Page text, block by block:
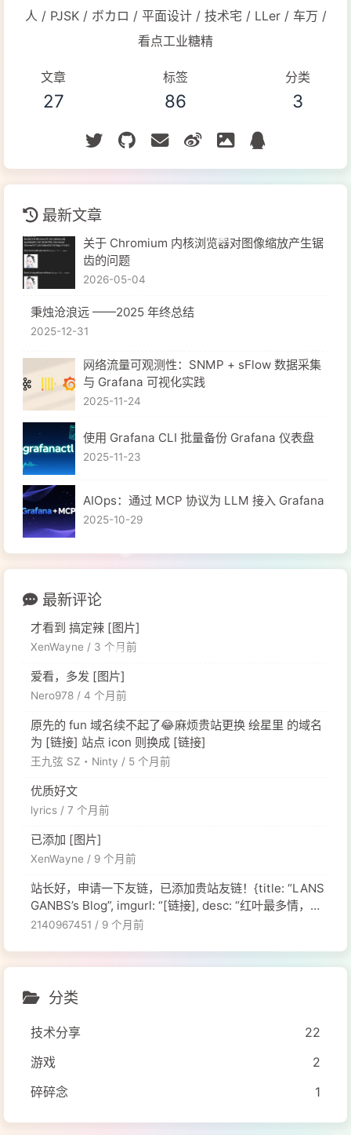
人 / PJSK / ボカロ / 平面设计 / 技术宅 / LLer / 车万 /
看点工业糖精
文章
27
标签
86
分类
3
最新文章
关于 Chromium 内核浏览器对图像缩放产生锯
齿的问题
2026-05-04
秉烛沧浪远 ——2025 年终总结
2025-12-31
网络流量可观测性：SNMP + sFlow 数据采集
与 Grafana 可视化实践
2025-11-24
使用 Grafana CLI 批量备份 Grafana 仪表盘
2025-11-23
​AIOps：通过 MCP 协议为 LLM 接入 Grafana
2025-10-29
最新评论
才看到 搞定辣 [图片]
XenWayne / 3 个月前
爱看，多发 [图片]
Nero978 / 4 个月前
原先的 fun 域名续不起了😂麻烦贵站更换 绘星里 的域名
为 [链接] 站点 icon 则换成 [链接]
王九弦 SZ・Ninty / 5 个月前
优质好文
lyrics / 7 个月前
已添加 [图片]
XenWayne / 9 个月前
站长好，申请一下友链，已添加贵站友链！{title: “LANS
GANBS’s Blog”, imgurl: “[链接], desc: “红叶最多情，一
2140967451 / 9 个月前
分类
技术分享
22
游戏
2
碎碎念
1